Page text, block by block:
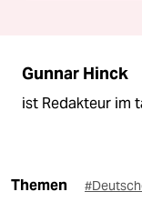
Gunnar Hinck
ist Redakteur im
Themen